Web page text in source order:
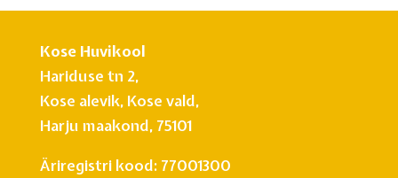
Kose Huvikool
Hariduse tn 2,
Kose alevik, Kose vald,
Harju maakond, 75101
Äriregistri kood: 77001300